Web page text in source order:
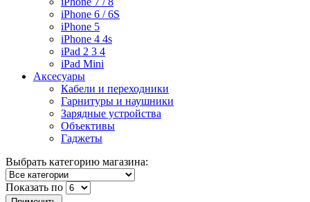
iPhone 6 / 6S
iPhone 5
iPhone 4 4s
iPad 2 3 4
iPad Mini
Аксесуары
Кабели и переходники
Гарнитуры и наушники
Зарядные устройства
Объективы
Гаджеты
Выбрать категорию магазина:
Показать по